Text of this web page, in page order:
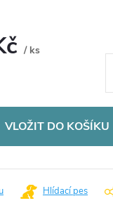
/ ks
VLOŽIT DO KOŠÍKU
Hlídací pes